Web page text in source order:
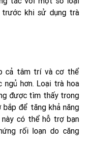
khi sử dụng trà
cả tâm trí và cơ thể
hơn. Loại trà hoa
được tìm thấy trong
để tăng khả năng
có thể hỗ trợ bạn
rối loạn do căng